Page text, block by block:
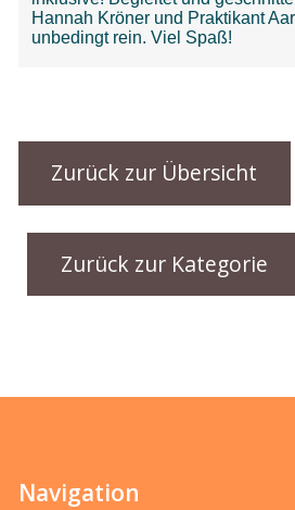
Zurück zur Übersicht
Zurück zur Kategorie
Navigation